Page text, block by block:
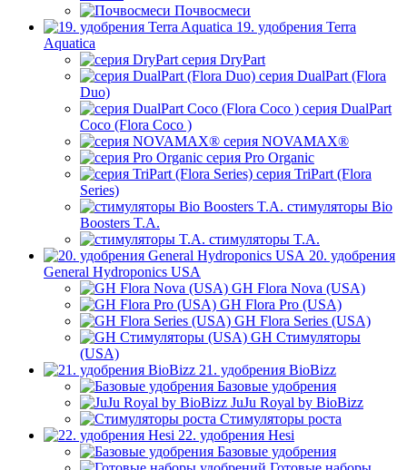
Почвосмеси
19. удобрения Terra
Aquatica
серия DryPart
серия DualPart (Flora
Duo)
серия DualPart
Coco (Flora Coco )
серия NOVAMAX®
серия Pro Organic
серия TriPart (Flora
Series)
стимуляторы Bio
Boosters T.A.
стимуляторы T.A.
20. удобрения
General Hydroponics USA
GH Flora Nova (USA)
GH Flora Pro (USA)
GH Flora Series (USA)
GH Стимуляторы
(USA)
21. удобрения BioBizz
Базовые удобрения
JuJu Royal by BioBizz
Стимуляторы роста
22. удобрения Hesi
Базовые удобрения